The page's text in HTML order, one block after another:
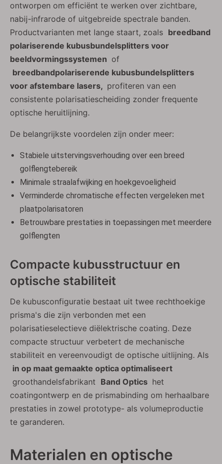
ontworpen om efficiënt te werken over zichtbare,
nabij-infrarode of uitgebreide spectrale banden.
Productvarianten met lange staart, zoals breedband
polariserende kubusbundelsplitters voor
beeldvormingssystemen of
breedbandpolariserende kubusbundelsplitters
voor afstembare lasers, profiteren van een
consistente polarisatiescheiding zonder frequente
optische heruitlijning.
De belangrijkste voordelen zijn onder meer:
Stabiele uitstervingsverhouding over een breed
golflengtebereik
Minimale straalafwijking en hoekgevoeligheid
Verminderde chromatische effecten vergeleken met
plaatpolarisatoren
Betrouwbare prestaties in toepassingen met meerdere
golflengten
Compacte kubusstructuur en
optische stabiliteit
De kubusconfiguratie bestaat uit twee rechthoekige
prisma's die zijn verbonden met een
polarisatieselectieve diëlektrische coating. Deze
compacte structuur verbetert de mechanische
stabiliteit en vereenvoudigt de optische uitlijning. Als
in op maat gemaakte optica optimaliseert
groothandelsfabrikant Band Optics het
coatingontwerp en de prismabinding om herhaalbare
prestaties in zowel prototype- als volumeproductie
te garanderen.
Materialen en optische